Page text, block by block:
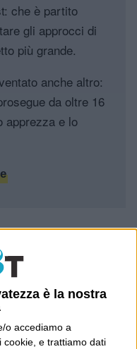
è la nostra
o accediamo a
cookie, e trattiamo dati
che è partito
gli approcci di
più grande.
anche altro:
da oltre 16
apprezza e lo